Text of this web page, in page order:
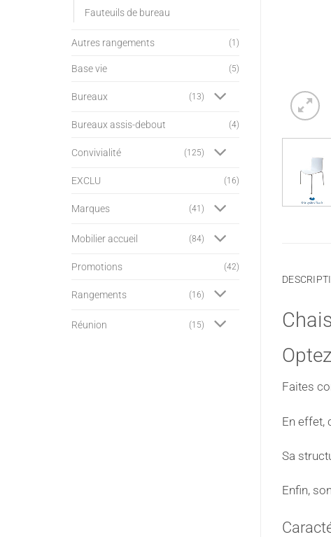
Fauteuils de bureau
Autres rangements (1)
Base vie (5)
Bureaux (13)
Bureaux assis-debout (4)
Convivialité (125)
EXCLU (16)
Marques (41)
Mobilier accueil (84)
Promotions (42)
Rangements (16)
Réunion (15)
Faites
En effet,
Sa
Enfin,